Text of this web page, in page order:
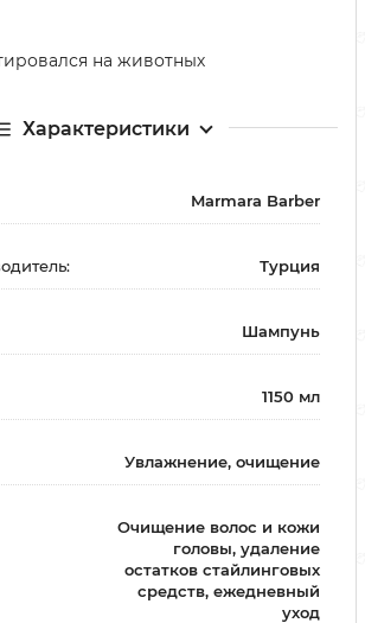
на животных
Характеристики
Marmara Barber
Турция
Шампунь
1150 мл
Увлажнение, очищение
Очищение волос и кожи
головы, удаление
остатков стайлинговых
средств, ежедневный
уход